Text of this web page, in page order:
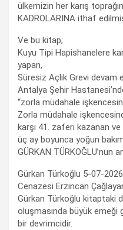
ülkemizin her karış
KADROLARINA ithaf
Ve bu kitap;
Kuyu Tipi Hapishanelere
yapan,
Süresiz Açlık Grevi devam
Antalya Şehir
“zorla müdahale
Zorla müdahale
karşı 41. zaferi kazanan ve
üç ay boyunca yoğun
GÜRKAN TÜRKOĞLU’nun
Gürkan Türkoğlu 5-07-
Cenazesi Erzincan
Gürkan Türkoğlu kitaptaki
oluşmasında büyük emeği
bir devrimcidir.